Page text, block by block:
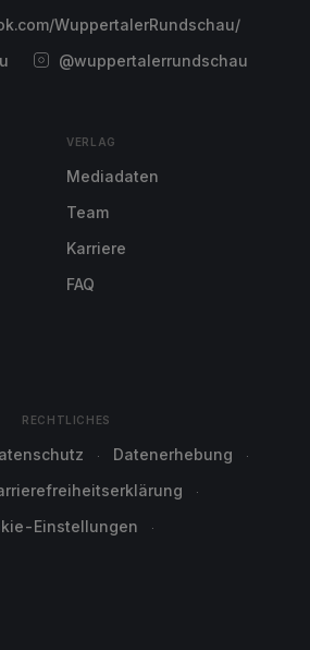
WuppertalerRundschau/
@wuppertalerrundschau
VERLAG
Mediadaten
Team
Karriere
FAQ
RECHTLICHES
Datenerhebung
Einstellungen